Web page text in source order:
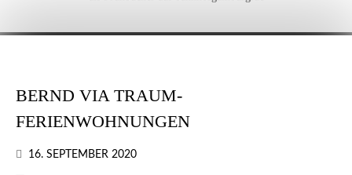
BERND VIA TRAUM-
FERIENWOHNUNGEN
16. SEPTEMBER 2020